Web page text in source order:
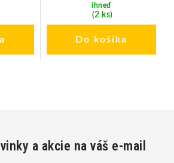
ihneď
(2 ks)
Do košíka
a akcie na váš e-mail